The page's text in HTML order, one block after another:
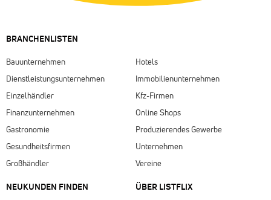
BRANCHENLISTEN
Bauunternehmen
Dienstleistungsunternehmen
Einzelhändler
Finanzunternehmen
Gastronomie
Gesundheitsfirmen
Großhändler
Hotels
Immobilienunternehmen
Kfz-Firmen
Online Shops
Produzierendes Gewerbe
Unternehmen
Vereine
NEUKUNDEN FINDEN ÜBER LISTFLIX​